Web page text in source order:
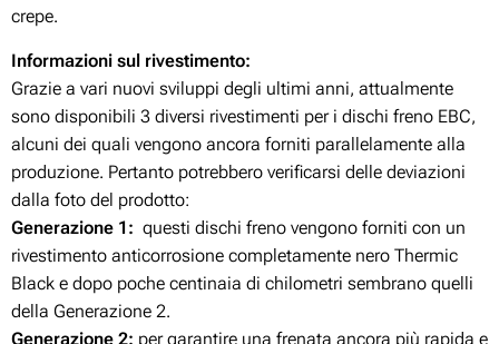
crepe.
Informazioni sul rivestimento:
Grazie a vari nuovi sviluppi degli ultimi anni, attualmente
sono disponibili 3 diversi rivestimenti per i dischi freno EBC,
alcuni dei quali vengono ancora forniti parallelamente alla
produzione. Pertanto potrebbero verificarsi delle deviazioni
dalla foto del prodotto:
Generazione 1: questi dischi freno vengono forniti con un
rivestimento anticorrosione completamente nero Thermic
Black e dopo poche centinaia di chilometri sembrano quelli
della Generazione 2.
Generazione 2: per garantire una frenata ancora più rapida e